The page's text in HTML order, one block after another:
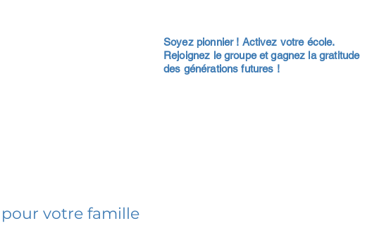
Soyez pionnier ! Activez votre école.
Rejoignez le groupe et gagnez la gratitude
des générations futures !
votre famille